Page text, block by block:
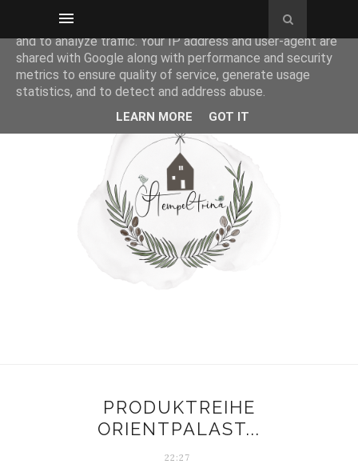
PRODUKTREIHE
ORIENTPALAST...
22:27
This site uses cookies from Google to deliver its services
and to analyze traffic. Your IP address and user-agent are
shared with Google along with performance and security
metrics to ensure quality of service, generate usage
statistics, and to detect and address abuse.
LEARN MORE GOT IT